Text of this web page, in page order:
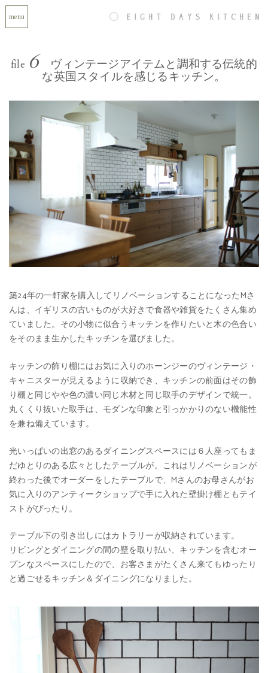
menu
file 6
ヴィンテージアイテムと調和する伝統的
な英国スタイルを感じるキッチン。
築24年の一軒家を購入してリノベーションすることになったMさ
んは、イギリスの古いものが大好きで食器や雑貨をたくさん集め
ていました。その小物に似合うキッチンを作りたいと木の色合い
をそのまま生かしたキッチンを選びました。
キッチンの飾り棚にはお気に入りのホーンジーのヴィンテージ・
キャニスターが見えるように収納でき、キッチンの前面はその飾
り棚と同じやや色の濃い同じ木材と同じ取手のデザインで統一。
丸くくり抜いた取手は、モダンな印象と引っかかりのない機能性
を兼ね備えています。
光いっぱいの出窓のあるダイニングスペースには６人座ってもま
だゆとりのある広々としたテーブルが。これはリノベーションが
終わった後でオーダーをしたテーブルで、Mさんのお母さんがお
気に入りのアンティークショップで手に入れた壁掛け棚ともテイ
ストがぴったり。
テーブル下の引き出しにはカトラリーが収納されています。
リビングとダイニングの間の壁を取り払い、キッチンを含むオー
プンなスペースにしたので、お客さまがたくさん来てもゆったり
と過ごせるキッチン＆ダイニングになりました。